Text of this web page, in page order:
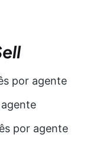
por agente
por agente